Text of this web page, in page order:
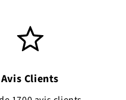
Avis Clients